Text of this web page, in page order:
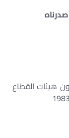
هيئات القطاع